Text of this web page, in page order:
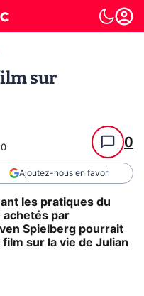
sur
0
Ajoutez-nous en favori
les pratiques du
achetés par
Spielberg pourrait
sur la vie de Julian